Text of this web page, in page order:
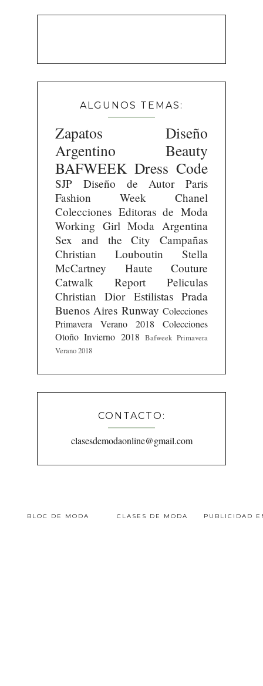
ALGUNOS TEMAS:
Zapatos
Diseño
Argentino
Beauty
BAFWEEK Dress Code
SJP Diseño de Autor
Paris
Fashion Week
Chanel
Colecciones Editoras de Moda
Working Girl Moda Argentina
Sex and the City
Campañas
Christian Louboutin
Stella
McCartney
Haute Couture
Catwalk Report
Peliculas
Christian Dior Estilistas Prada
Buenos Aires Runway Colecciones
Primavera Verano 2018
Colecciones
Otoño Invierno 2018 Bafweek Primavera
Verano 2018
CONTACTO:
clasesdemodaonline@gmail.com
BLOC DE MODA CLASES DE MODA PUBLICIDAD